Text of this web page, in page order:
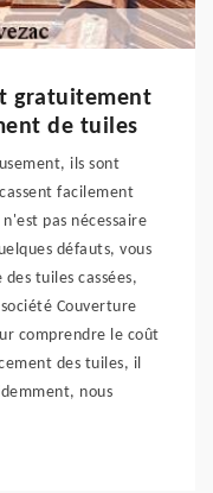
gratuitement
de tuiles
ils sont
facilement
pas nécessaire
défauts, vous
tuiles cassées,
Couverture
comprendre le coût
des tuiles, il
nous